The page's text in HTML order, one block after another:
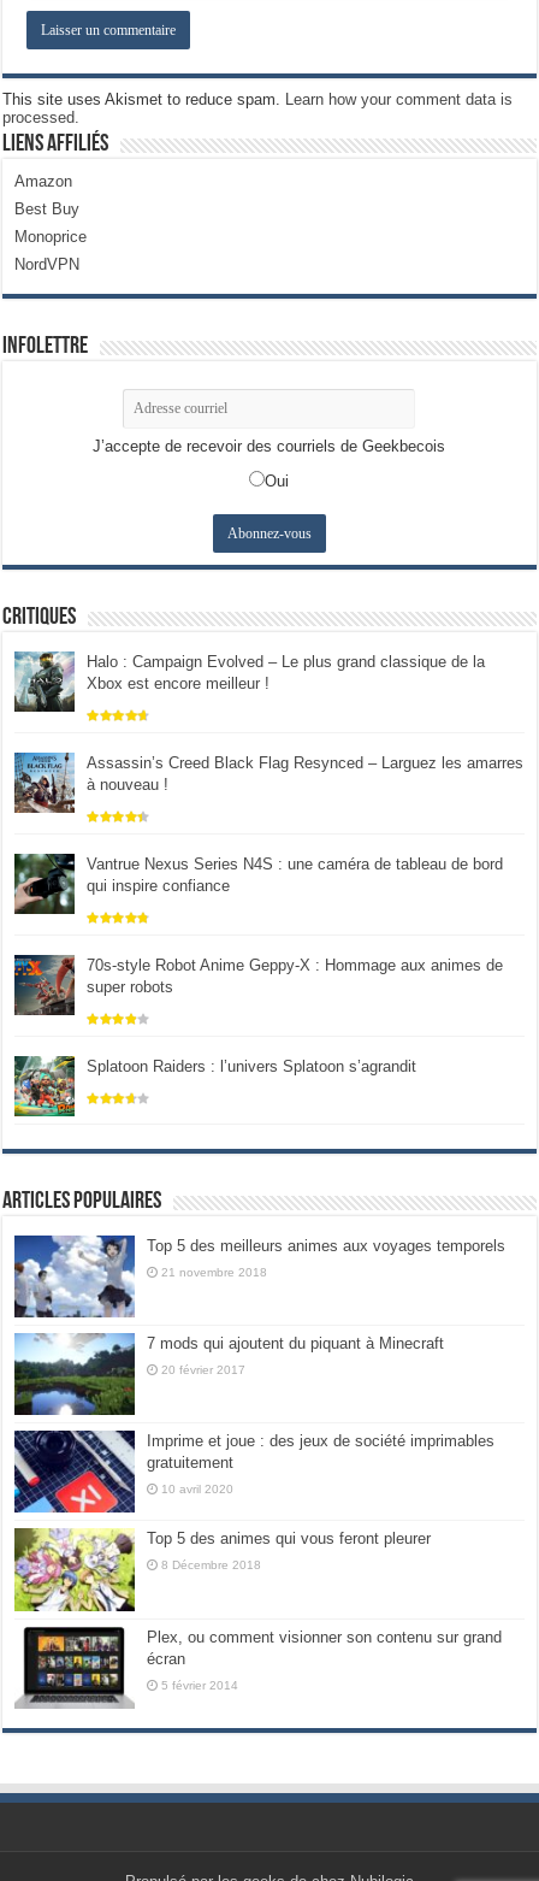
This site uses Akismet to reduce spam.
Learn how your comment data is
processed.
Liens Affiliés
Amazon
Best Buy
Monoprice
NordVPN
Infolettre
J’accepte de recevoir des courriels de Geekbecois
Oui
Critiques
Halo : Campaign Evolved – Le plus grand classique de la
Xbox est encore meilleur !
Assassin’s Creed Black Flag Resynced – Larguez les amarres
à nouveau !
Vantrue Nexus Series N4S : une caméra de tableau de bord
qui inspire confiance
70s-style Robot Anime Geppy-X : Hommage aux animes de
super robots
Splatoon Raiders : l’univers Splatoon s’agrandit
Articles populaires
Top 5 des meilleurs animes aux voyages temporels
21 novembre 2018
7 mods qui ajoutent du piquant à Minecraft
20 février 2017
Imprime et joue : des jeux de société imprimables
gratuitement
10 avril 2020
Top 5 des animes qui vous feront pleurer
8 Décembre 2018
Plex, ou comment visionner son contenu sur grand
écran
5 février 2014